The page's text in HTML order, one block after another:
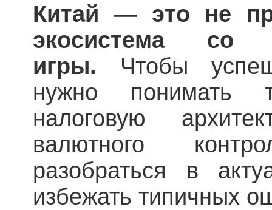
Китай — это не
экосистема со
игры. Чтобы
нужно понимать
налоговую
валютного
разобраться в
избежать типичных